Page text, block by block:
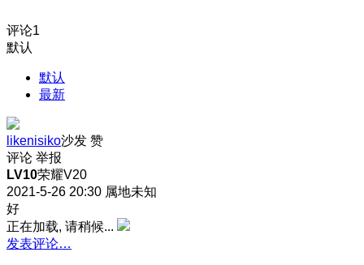
评论1
默认
默认
最新
likenisiko沙发 赞
评论 举报
LV10荣耀V20
2021-5-26 20:30 属地未知
好
正在加载, 请稍候...
发表评论…